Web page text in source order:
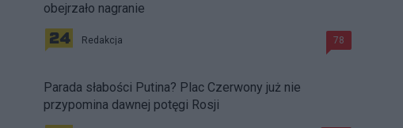
obejrzało nagranie
Redakcja 78
Parada słabości Putina? Plac Czerwony już nie
przypomina dawnej potęgi Rosji